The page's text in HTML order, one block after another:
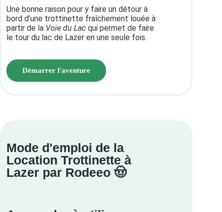
Une bonne raison pour y faire un détour à
bord d’une trottinette fraîchement louée à
partir de la Voie du Lac qui permet de faire
le tour du lac de Lazer en une seule fois.
Démarrer l'aventure
Mode d'emploi de la
Location Trottinette à
Lazer par Rodeeo 🤠